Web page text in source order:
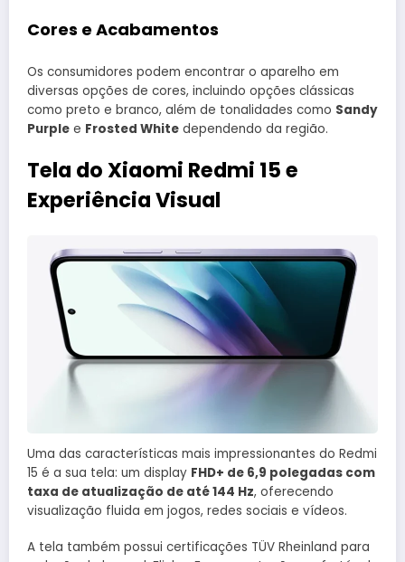
Cores e Acabamentos
Os consumidores podem encontrar o aparelho em
diversas opções de cores, incluindo opções clássicas
como preto e branco, além de tonalidades como Sandy
Purple e Frosted White dependendo da região.
Tela do Xiaomi Redmi 15 e
Experiência Visual
Uma das características mais impressionantes do Redmi
15 é a sua tela: um display FHD+ de 6,9 polegadas com
taxa de atualização de até 144 Hz, oferecendo
visualização fluida em jogos, redes sociais e vídeos.
A tela também possui certificações TÜV Rheinland para